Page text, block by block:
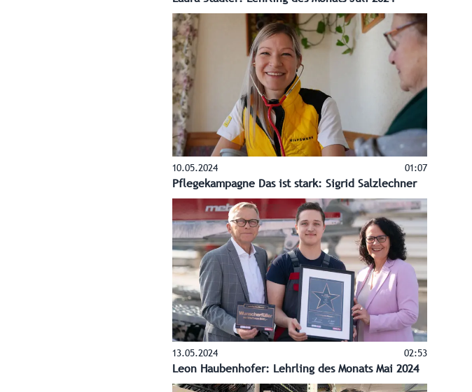
10.05.2024 01:07
Pflegekampagne Das ist stark: Sigrid Salzlechner
13.05.2024 02:53
Leon Haubenhofer: Lehrling des Monats Mai 2024